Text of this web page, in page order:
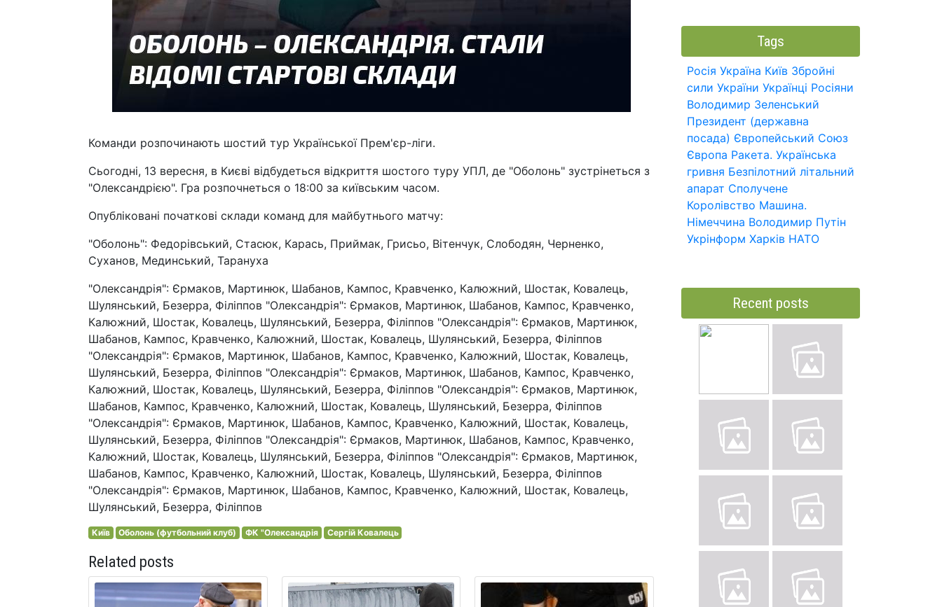
Команди розпочинають шостий тур Української Прем'єр-ліги.
Сьогодні, 13 вересня, в Києві відбудеться відкриття шостого туру УПЛ, де "Оболонь" зустрінеться з
"Олександрією". Гра розпочнеться о 18:00 за київським часом.
Опубліковані початкові склади команд для майбутнього матчу:
"Оболонь": Федорівський, Стасюк, Карась, Приймак, Грисьо, Вітенчук, Слободян, Черненко,
Суханов, Мединський, Тарануха
"Олександрія": Єрмаков, Мартинюк, Шабанов, Кампос, Кравченко, Калюжний, Шостак, Ковалець,
Шулянський, Безерра, Філіппов "Олександрія": Єрмаков, Мартинюк, Шабанов, Кампос, Кравченко,
Калюжний, Шостак, Ковалець, Шулянський, Безерра, Філіппов "Олександрія": Єрмаков, Мартинюк,
Шабанов, Кампос, Кравченко, Калюжний, Шостак, Ковалець, Шулянський, Безерра, Філіппов
"Олександрія": Єрмаков, Мартинюк, Шабанов, Кампос, Кравченко, Калюжний, Шостак, Ковалець,
Шулянський, Безерра, Філіппов "Олександрія": Єрмаков, Мартинюк, Шабанов, Кампос, Кравченко,
Калюжний, Шостак, Ковалець, Шулянський, Безерра, Філіппов "Олександрія": Єрмаков, Мартинюк,
Шабанов, Кампос, Кравченко, Калюжний, Шостак, Ковалець, Шулянський, Безерра, Філіппов
"Олександрія": Єрмаков, Мартинюк, Шабанов, Кампос, Кравченко, Калюжний, Шостак, Ковалець,
Шулянський, Безерра, Філіппов "Олександрія": Єрмаков, Мартинюк, Шабанов, Кампос, Кравченко,
Калюжний, Шостак, Ковалець, Шулянський, Безерра, Філіппов "Олександрія": Єрмаков, Мартинюк,
Шабанов, Кампос, Кравченко, Калюжний, Шостак, Ковалець, Шулянський, Безерра, Філіппов
"Олександрія": Єрмаков, Мартинюк, Шабанов, Кампос, Кравченко, Калюжний, Шостак, Ковалець,
Шулянський, Безерра, Філіппов
Київ Оболонь (футбольний клуб) ФК "Олександрія Сергій Ковалець
Related posts
Tags
Росія Україна Київ Збройні
сили України Українці Росіяни
Володимир Зеленський
Президент (державна
посада) Європейський Союз
Європа Ракета. Українська
гривня Безпілотний літальний
апарат Сполучене
Королівство Машина.
Німеччина Володимир Путін
Укрінформ Харків НАТО
Recent posts